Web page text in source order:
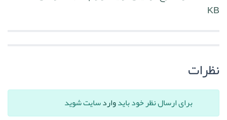
KB
نظرات
برای ارسال نظر خود بایدواردسایت شوید